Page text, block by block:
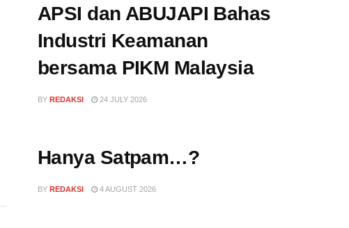
APSI dan ABUJAPI Bahas
Industri Keamanan
bersama PIKM Malaysia
BY REDAKSI 24 JULY 2026
Hanya Satpam…?
BY REDAKSI 4 AUGUST 2026